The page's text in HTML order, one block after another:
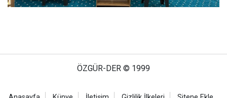
ÖZGÜR-DER © 1999